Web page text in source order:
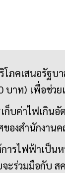
โภคเสนอรัฐบ
บาท) เพื่อช่ว
เก็บค่าไฟเกิน
ของสำนักงาน
การไฟฟ้าเป็น
จะร่วมมือกับ